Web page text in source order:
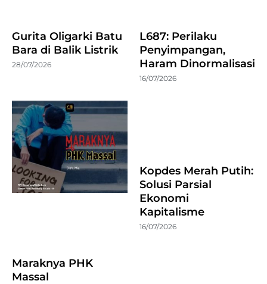
Gurita Oligarki Batu
Bara di Balik Listrik
28/07/2026
L687: Perilaku
Penyimpangan,
Haram Dinormalisasi
16/07/2026
Maraknya PHK
Massal
Kopdes Merah Putih:
Solusi Parsial
Ekonomi
Kapitalisme
16/07/2026